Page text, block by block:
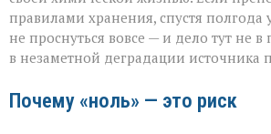
правилами хранения, спустя полгода
не проснуться вовсе — и дело тут не в
в незаметной деградации источника
Почему «ноль» — это риск